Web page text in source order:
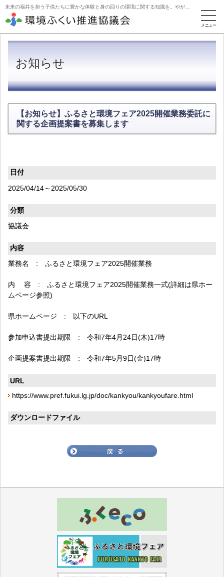
お知らせ
【お知らせ】ふるさと環境フェア2025開催業務委託に
関する企画提案書を募集します
日付
2025/04/14～2025/05/30
分類
協議会
内容
業務名 : ふるさと環境フェア2025開催業務
内 容 : ふるさと環境フェア2025開催業務一式(詳細は県ホー
ムページ参照)
県ホームページ : 以下のURL
参加申込書提出期限 : 令和7年4月24日(木)17時
企画提案書提出期限 : 令和7年5月9日(金)17時
URL
https://www.pref.fukui.lg.jp/doc/kankyou/kankyoufare.html
ダウンロードファイル